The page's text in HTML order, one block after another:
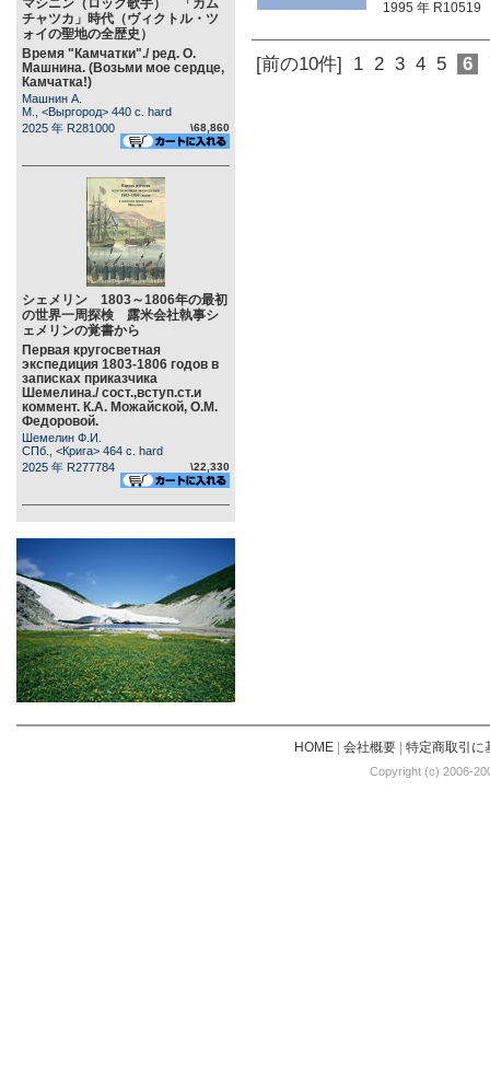
マシニン（ロック歌手） 「カム
チャツカ」時代（ヴィクトル・ツ
ォイの聖地の全歴史）
Время "Камчатки"./ ред. О.
Машнина. (Возьми мое сердце,
Камчатка!)
Машнин А.
М., <Выргород> 440 c. hard
2025 年 R281000
\68,860
シェメリン 1803～1806年の最初
の世界一周探検 露米会社執事シ
ェメリンの覚書から
Первая кругосветная
экспедиция 1803-1806 годов в
записках приказчика
Шемелина./ сост.,вступ.ст.и
коммент. К.А. Можайской, О.М.
Федоровой.
Шемелин Ф.И.
СПб., <Крига> 464 c. hard
2025 年 R277784
\22,330
1995 年 R10519
[前の10件] 1 2 3 4 5 6
HOME| 会社概要| 特定商取引に
Copyright (c) 2006-